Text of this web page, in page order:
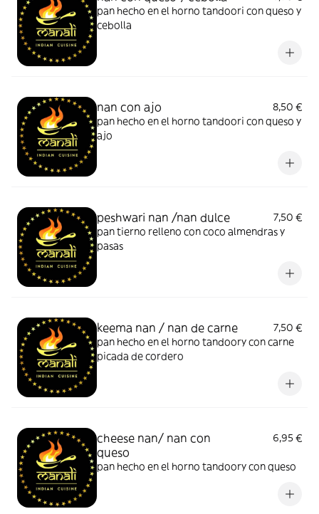
pan hecho en el horno tandoori con queso y
cebolla
nan con ajo
8,50 €
pan hecho en el horno tandoori con queso y
ajo
peshwari nan /nan dulce
7,50 €
pan tierno relleno con coco almendras y
pasas
keema nan / nan de carne
7,50 €
pan hecho en el horno tandoory con carne
picada de cordero
cheese nan/ nan con
queso
6,95 €
pan hecho en el horno tandoory con queso